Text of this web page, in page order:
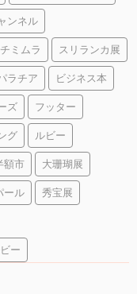
ンネル
ミムラ スリランカ展
ラチア ビジネス本
ズ フッター
グ ルビー
額市 大珊瑚展
ール 秀宝展
ー